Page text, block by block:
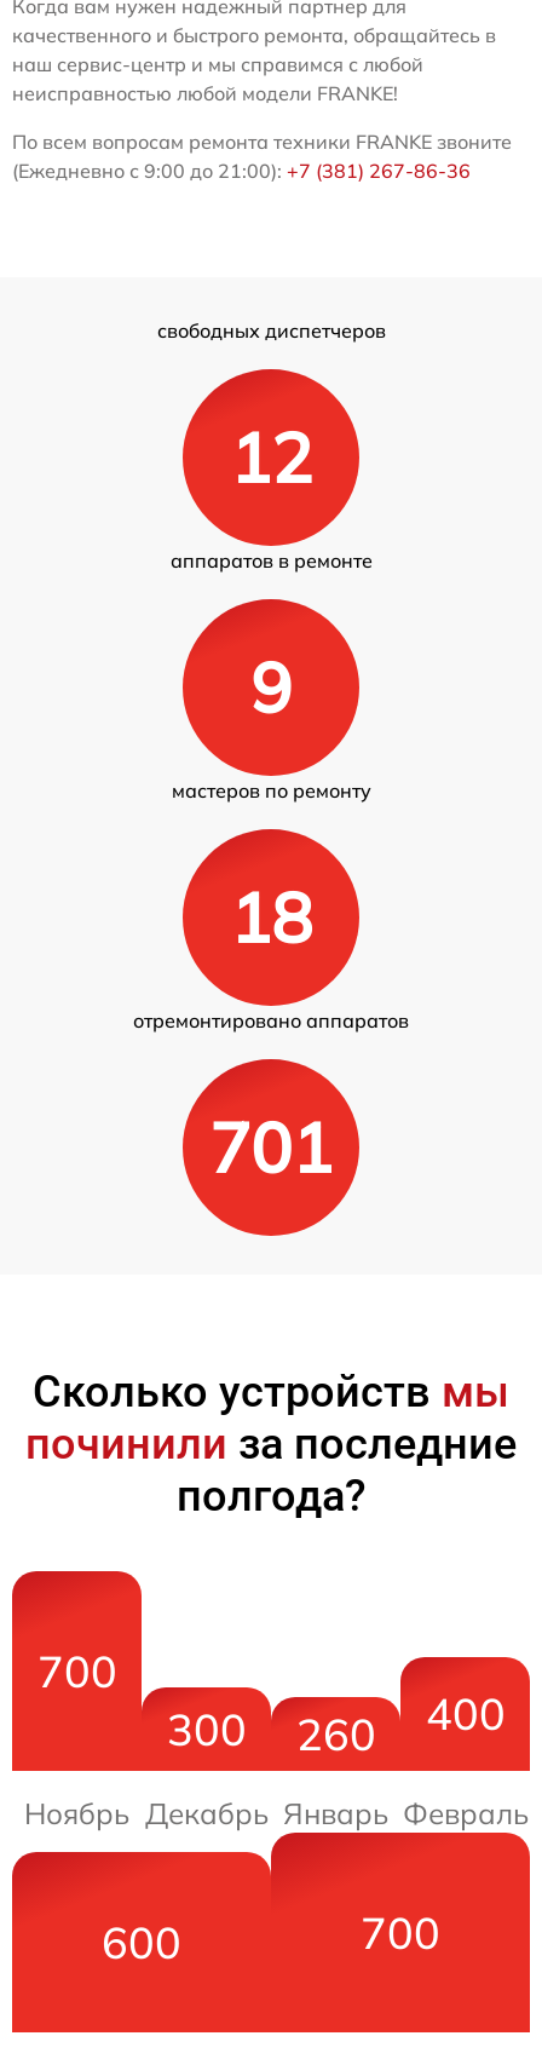
Когда вам нужен надежный партнер для
качественного и быстрого ремонта, обращайтесь в
наш сервис-центр и мы справимся с любой
неисправностью любой модели FRANKE!
По всем вопросам ремонта техники FRANKE звоните
(Ежедневно с 9:00 до 21:00): +7 (381) 267-86-36
свободных диспетчеров
12
аппаратов в ремонте
9
мастеров по ремонту
18
отремонтировано аппаратов
701
Сколько устройств мы
починили за последние
полгода?
700
Ноябрь
300
Декабрь
260
Январь
400
Февраль
600 700